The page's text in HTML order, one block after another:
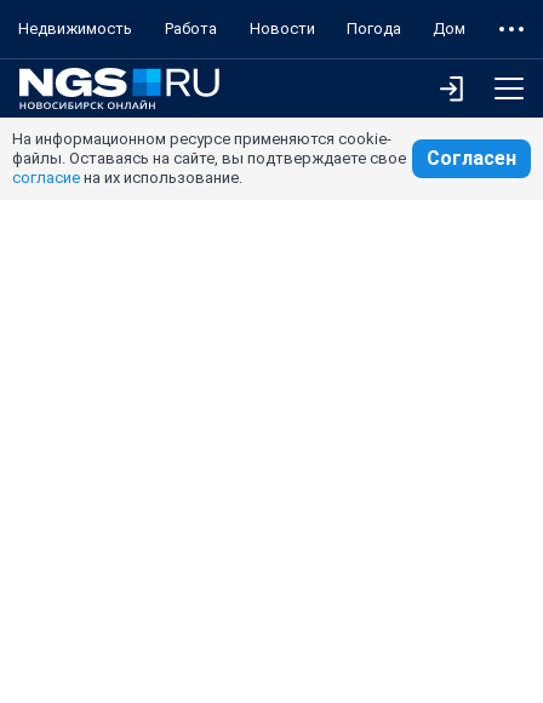
Недвижимость Работа Новости Погода Дом
На информационном ресурсе применяются cookie-
файлы. Оставаясь на сайте, вы подтверждаете свое
согласие на их использование.
Согласен